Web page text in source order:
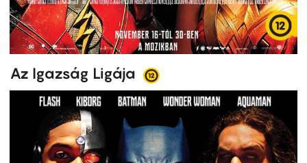
Az Igazság Ligája